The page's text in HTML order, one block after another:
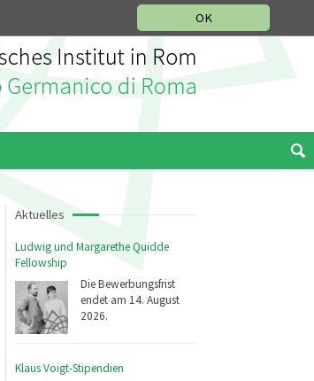
OK
Aktuelles
Ludwig und Margarethe Quidde
Fellowship
Die Bewerbungsfrist
endet am 14. August
2026.
Klaus Voigt-Stipendien